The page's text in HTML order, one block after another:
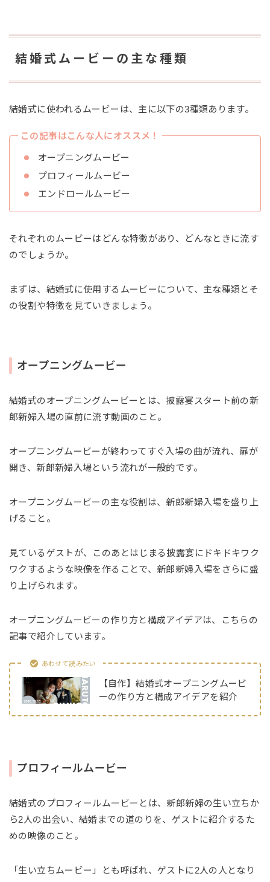
結婚式ムービーの主な種類
結婚式に使われるムービーは、主に以下の3種類あります。
この記事はこんな人にオススメ！
オープニングムービー
プロフィールムービー
エンドロールムービー
それぞれのムービーはどんな特徴があり、どんなときに流す
のでしょうか。
まずは、結婚式に使用するムービーについて、主な種類とそ
の役割や特徴を見ていきましょう。
オープニングムービー
結婚式のオープニングムービーとは、披露宴スタート前の新
郎新婦入場の直前に流す動画のこと。
オープニングムービーが終わってすぐ入場の曲が流れ、扉が
開き、新郎新婦入場という流れが一般的です。
オープニングムービーの主な役割は、新郎新婦入場を盛り上
げること。
見ているゲストが、このあとはじまる披露宴にドキドキワク
ワクするような映像を作ることで、新郎新婦入場をさらに盛
り上げられます。
オープニングムービーの作り方と構成アイデアは、こちらの
記事で紹介しています。
あわせて読みたい
【自作】結婚式オープニングムービ
ーの作り方と構成アイデアを紹介
プロフィールムービー
結婚式のプロフィールムービーとは、新郎新婦の生い立ちか
ら2人の出会い、結婚までの道のりを、ゲストに紹介するた
めの映像のこと。
「生い立ちムービー」とも呼ばれ、ゲストに2人の人となり